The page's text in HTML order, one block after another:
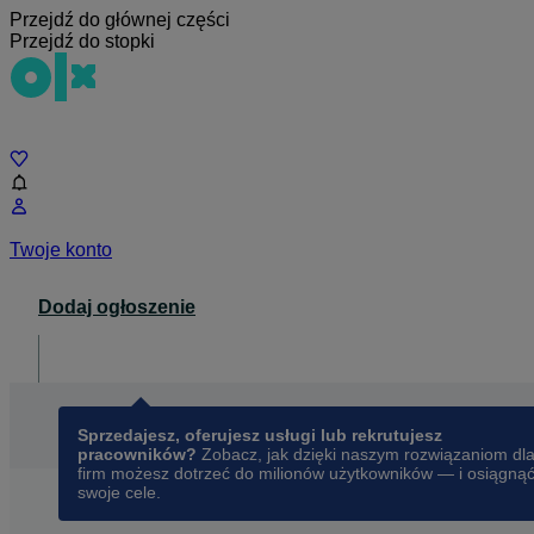
Przejdź do głównej części
Przejdź do stopki
Twoje konto
Dodaj ogłoszenie
Sprzedajesz, oferujesz usługi lub rekrutujesz
pracowników? Zobacz, jak dzięki naszym rozwiązaniom dla
firm możesz dotrzeć do milionów użytkowników — i osiągnąć
swoje cele.